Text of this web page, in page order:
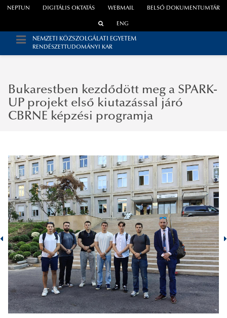
WEBMAIL
NEPTUN DIGITÁLIS OKTATÁS BELSŐ DOKUMENTUMTÁR
ENG
NEMZETI KÖZSZOLGÁLATI EGYETEM
RENDÉSZETTUDOMÁNYI KAR
Bukarestben kezdődött meg a SPARK-
UP projekt első kiutazással járó
CBRNE képzési programja